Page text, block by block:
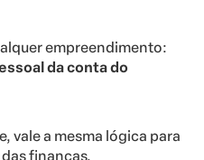
empreendimento:
da conta do
vale a mesma lógica para
finanças.